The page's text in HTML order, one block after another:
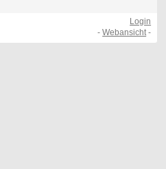
Login
-Webansicht-